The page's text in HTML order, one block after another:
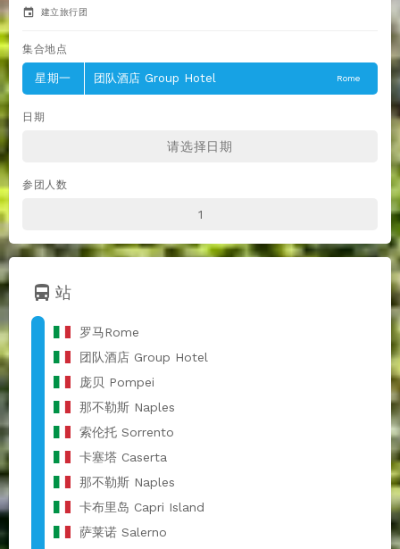
event 建立旅行团
集合地点
星期一 团队酒店 Group Hotel Rome
日期
参团人数
directions_bus 站
罗马Rome
团队酒店 Group Hotel
庞贝 Pompei
那不勒斯 Naples
索伦托 Sorrento
卡塞塔 Caserta
那不勒斯 Naples
卡布里岛 Capri Island
萨莱诺 Salerno